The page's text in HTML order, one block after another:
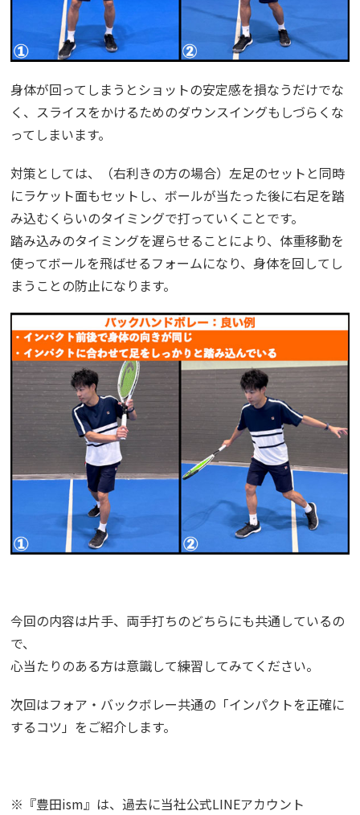
身体が回ってしまうとショットの安定感を損なうだけでな
く、スライスをかけるためのダウンスイングもしづらくな
ってしまいます。
対策としては、（右利きの方の場合）左足のセットと同時
にラケット面もセットし、ボールが当たった後に右足を踏
み込むくらいのタイミングで打っていくことです。
踏み込みのタイミングを遅らせることにより、体重移動を
使ってボールを飛ばせるフォームになり、身体を回してし
まうことの防止になります。
今回の内容は片手、両手打ちのどちらにも共通しているの
で、
心当たりのある方は意識して練習してみてください。
次回はフォア・バックボレー共通の「インパクトを正確に
するコツ」をご紹介します。
※『豊田ism』は、過去に当社公式LINEアカウント